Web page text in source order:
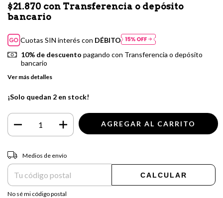
$21.870 con Transferencia o depósito
bancario
Cuotas SIN interés con DÉBITO
10% de descuento pagando con Transferencia o depósito
bancario
Ver más detalles
¡Solo quedan 2 en stock!
Entregas para el CP:
Medios de envío
CALCULAR
No sé mi código postal